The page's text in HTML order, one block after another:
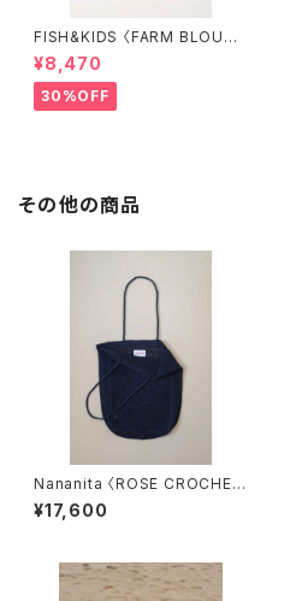
FISH&KIDS 〈FARM BLOUS
E〉
¥8,470
30%OFF
その他の商品
Nananita 〈ROSE CROCHET
BAG〉BLACK
¥17,600